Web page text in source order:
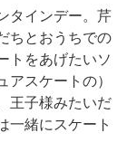
タインデー。芹
ちとおうちでの
トをあげたいソ
スケートの）
王子様みたいだ
一緒にスケート